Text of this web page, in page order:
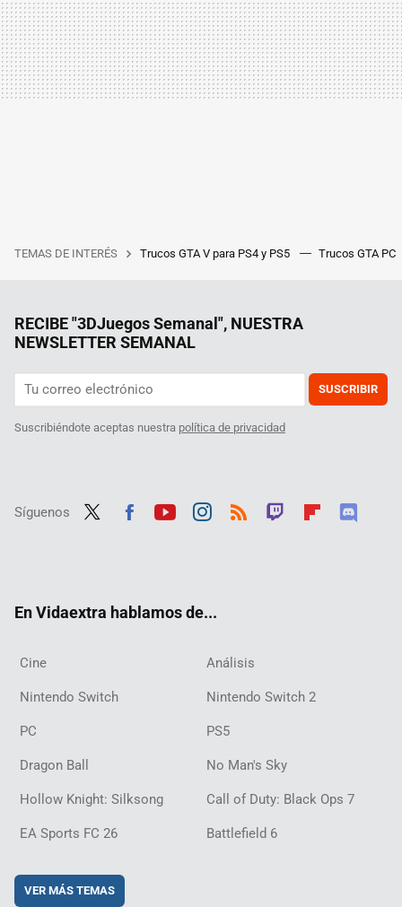
TEMAS DE INTERÉS Trucos GTA V para PS4 y PS5 Trucos GTA PC
RECIBE "3DJuegos Semanal", NUESTRA
NEWSLETTER SEMANAL
SUSCRIBIR
Suscribiéndote aceptas nuestra política de privacidad
Síguenos
En Vidaextra hablamos de...
Cine Análisis
Nintendo Switch Nintendo Switch 2
PC PS5
Dragon Ball No Man's Sky
Hollow Knight: Silksong Call of Duty: Black Ops 7
EA Sports FC 26 Battlefield 6
VER MÁS TEMAS